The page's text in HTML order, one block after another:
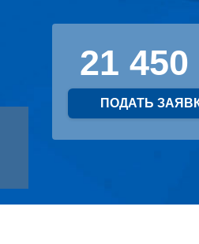
21 450
ПОДАТЬ